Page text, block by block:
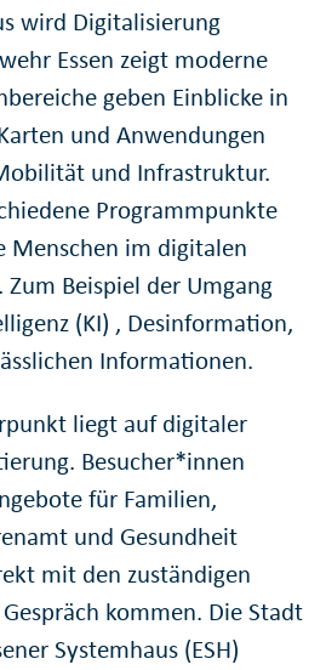
wird Digitalisierung
Essen zeigt moderne
geben Einblicke in
und Anwendungen
und Infrastruktur.
Programmpunkte
Menschen im digitalen
Beispiel der Umgang
(KI) , Desinformation,
Informationen.
liegt auf digitaler
Besucher*innen
für Familien,
und Gesundheit
mit den zuständigen
kommen. Die Stadt
Systemhaus (ESH)